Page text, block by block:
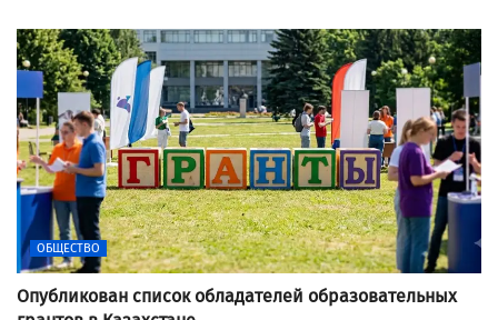
ОБЩЕСТВО
Опубликован список обладателей образовательных